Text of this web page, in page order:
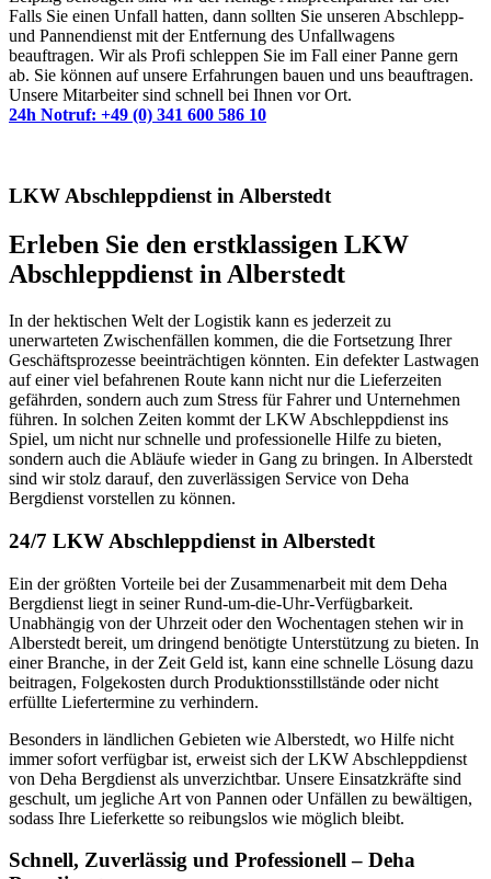
Falls Sie einen Unfall hatten, dann sollten Sie unseren Abschlepp-
und Pannendienst mit der Entfernung des Unfallwagens
beauftragen. Wir als Profi schleppen Sie im Fall einer Panne gern
ab. Sie können auf unsere Erfahrungen bauen und uns beauftragen.
Unsere Mitarbeiter sind schnell bei Ihnen vor Ort.
24h Notruf: +49 (0) 341 600 586 10
LKW Abschleppdienst in Alberstedt
Erleben Sie den erstklassigen LKW
Abschleppdienst in Alberstedt
In der hektischen Welt der Logistik kann es jederzeit zu
unerwarteten Zwischenfällen kommen, die die Fortsetzung Ihrer
Geschäftsprozesse beeinträchtigen könnten. Ein defekter Lastwagen
auf einer viel befahrenen Route kann nicht nur die Lieferzeiten
gefährden, sondern auch zum Stress für Fahrer und Unternehmen
führen. In solchen Zeiten kommt der LKW Abschleppdienst ins
Spiel, um nicht nur schnelle und professionelle Hilfe zu bieten,
sondern auch die Abläufe wieder in Gang zu bringen. In Alberstedt
sind wir stolz darauf, den zuverlässigen Service von Deha
Bergdienst vorstellen zu können.
24/7 LKW Abschleppdienst in Alberstedt
Ein der größten Vorteile bei der Zusammenarbeit mit dem Deha
Bergdienst liegt in seiner Rund-um-die-Uhr-Verfügbarkeit.
Unabhängig von der Uhrzeit oder den Wochentagen stehen wir in
Alberstedt bereit, um dringend benötigte Unterstützung zu bieten. In
einer Branche, in der Zeit Geld ist, kann eine schnelle Lösung dazu
beitragen, Folgekosten durch Produktionsstillstände oder nicht
erfüllte Liefertermine zu verhindern.
Besonders in ländlichen Gebieten wie Alberstedt, wo Hilfe nicht
immer sofort verfügbar ist, erweist sich der LKW Abschleppdienst
von Deha Bergdienst als unverzichtbar. Unsere Einsatzkräfte sind
geschult, um jegliche Art von Pannen oder Unfällen zu bewältigen,
sodass Ihre Lieferkette so reibungslos wie möglich bleibt.
Schnell, Zuverlässig und Professionell – Deha